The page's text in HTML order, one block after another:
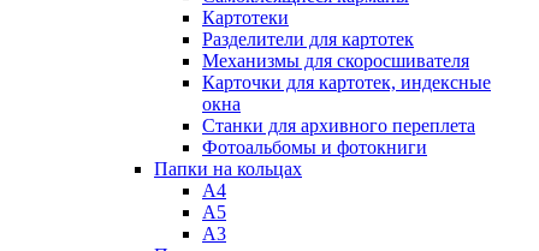
Картотеки
Разделители для картотек
Механизмы для скоросшивателя
Карточки для картотек, индексные
окна
Станки для архивного переплета
Фотоальбомы и фотокниги
Папки на кольцах
А4
А5
А3